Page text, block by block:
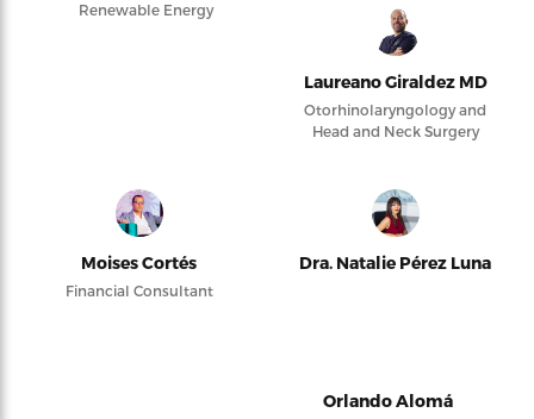
Renewable Energy
Laureano Giraldez MD
Otorhinolaryngology and
Head and Neck Surgery
Moises Cortés
Financial Consultant
Dra. Natalie Pérez Luna
Orlando Alomá